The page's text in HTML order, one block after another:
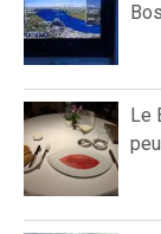
Le